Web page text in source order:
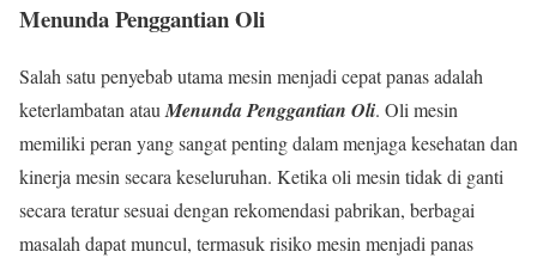
Menunda Penggantian Oli
Salah satu penyebab utama mesin menjadi cepat panas adalah
keterlambatan atauMenunda Penggantian Oli. Oli mesin
memiliki peran yang sangat penting dalam menjaga kesehatan dan
kinerja mesin secara keseluruhan. Ketika oli mesin tidak di ganti
secara teratur sesuai dengan rekomendasi pabrikan, berbagai
masalah dapat muncul, termasuk risiko mesin menjadi panas